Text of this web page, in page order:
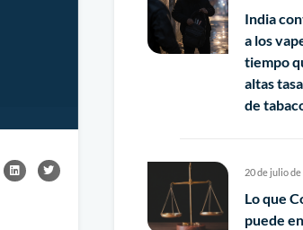
India
a los
tiempo
altas
de
20 de julio de
Lo que
puede